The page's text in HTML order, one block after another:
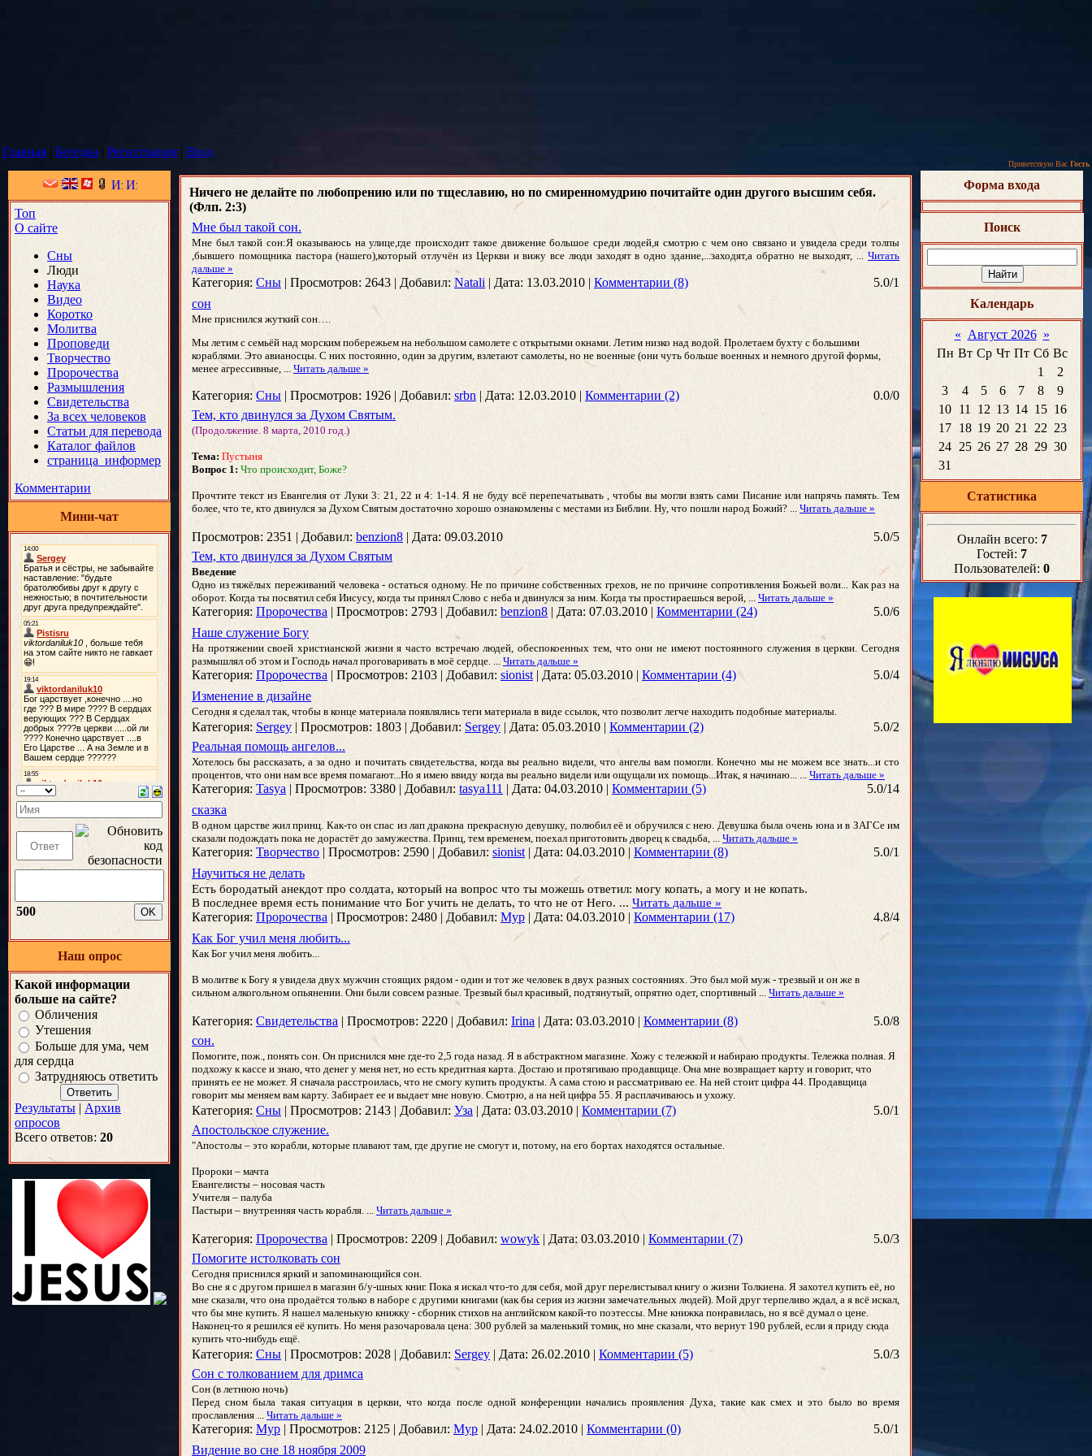
Главная | Беседка | Регистрация | Вход
Приветствую Вас Гость
Топ
О сайте
Сны
Люди
Наука
Видео
Коротко
Молитва
Проповеди
Творчество
Пророчества
Размышления
Свидетельства
За всех человеков
Статьи для перевода
Каталог файлов
страница_информер
Комментарии
Мини-чат
500
Наш опрос
Какой информации
больше на сайте?
Обличения
Утешения
Больше для ума, чем
для сердца
Затрудняюсь ответить
Результаты | Архив
опросов
Всего ответов: 20
Ничего не делайте по любопрению или по тщеславию, но по смиренномудрию почитайте один другого высшим себя.
(Флп. 2:3)
Мне был такой сон.
Мне был такой сон:Я оказываюсь на улице,где происходит такое движение большое среди людей,я смотрю с чем оно связано и увидела среди толпы
,бывшего помощника пастора (нашего),который отлучён из Церкви и вижу все люди заходят в одно здание,...заходят,а обратно не выходят, ...Читать
дальше »
5.0/1
Категория: Сны | Просмотров: 2643 | Добавил: Natali | Дата: 13.03.2010 | Комментарии (8)
сон
Мне приснился жуткий сон….
Мы летим с семьёй над морским побережьем на небольшом самолете с открытыми окнами. Летим низко над водой. Пролетаем бухту с большими
кораблями. Это авианосцы. С них постоянно, один за другим, взлетают самолеты, но не военные (они чуть больше военных и немного другой формы,
менее агрессивные, ... Читать дальше »
0.0/0
Категория: Сны | Просмотров: 1926 | Добавил: srbn | Дата: 12.03.2010 | Комментарии (2)
Тем, кто двинулся за Духом Святым.
(Продолжение. 8 марта, 2010 год.)
Тема: Пустыня
Вопрос 1: Что происходит, Боже?
Прочтите текст из Евангелия от Луки 3: 21, 22 и 4: 1-14. Я не буду всё перепечатывать , чтобы вы могли взять сами Писание или напрячь память. Тем
более, что те, кто двинулся за Духом Святым достаточно хорошо ознакомлены с местами из Библии. Ну, что пошли народ Божий? ... Читать дальше »
5.0/5
Просмотров: 2351 | Добавил: benzion8 | Дата: 09.03.2010
Тем, кто двинулся за Духом Святым
Введение
Одно из тяжёлых переживаний человека - остаться одному. Не по причине собственных грехов, не по причине сопротивления Божьей воли... Как раз на
оборот. Когда ты посвятил себя Иисусу, когда ты принял Слово с неба и двинулся за ним. Когда ты простираешься верой, ... Читать дальше »
5.0/6
Категория: Пророчества | Просмотров: 2793 | Добавил: benzion8 | Дата: 07.03.2010 | Комментарии (24)
Наше служение Богу
На протяжении своей христианской жизни я часто встречаю людей, обеспокоенных тем, что они не имеют постоянного служения в церкви. Сегодня
размышлял об этом и Господь начал проговаривать в моё сердце. ... Читать дальше »
5.0/4
Категория: Пророчества | Просмотров: 2103 | Добавил: sionist | Дата: 05.03.2010 | Комментарии (4)
Изменение в дизайне
Сегодня я сделал так, чтобы в конце материала появлялись теги материала в виде ссылок, что позволит легче находить подобные материалы.
5.0/2
Категория: Sergey | Просмотров: 1803 | Добавил: Sergey | Дата: 05.03.2010 | Комментарии (2)
Реальная помощь ангелов...
Хотелось бы рассказать, а за одно и почитать свидетельства, когда вы реально видели, что ангелы вам помогли. Конечно мы не можем все знать...и сто
процентов, что они нам все время помагают...Но я имею ввиду когда вы реально видели или ощущали их помощь...Итак, я начинаю... ... Читать дальше »
5.0/14
Категория: Tasya | Просмотров: 3380 | Добавил: tasya111 | Дата: 04.03.2010 | Комментарии (5)
сказка
В одном царстве жил принц. Как-то он спас из лап дракона прекрасную девушку, полюбил её и обручился с нею. Девушка была очень юна и в ЗАГСе им
сказали подождать пока не дорастёт до замужества. Принц, тем временем, поехал приготовить дворец к свадьба, ... Читать дальше »
5.0/1
Категория: Творчество | Просмотров: 2590 | Добавил: sionist | Дата: 04.03.2010 | Комментарии (8)
Научиться не делать
Есть бородатый анекдот про солдата, который на вопрос что ты можешь ответил: могу копать, а могу и не копать.
В последнее время есть понимание что Бог учить не делать, то что не от Него. ... Читать дальше »
4.8/4
Категория: Пророчества | Просмотров: 2480 | Добавил: Мур | Дата: 04.03.2010 | Комментарии (17)
Как Бог учил меня любить...
Как Бог учил меня любить...
В молитве к Богу я увидела двух мужчин стоящих рядом - один и тот же человек в двух разных состояниях. Это был мой муж - трезвый и он же в
сильном алкогольном опьянении. Они были совсем разные. Трезвый был красивый, подтянутый, опрятно одет, спортивный ... Читать дальше »
5.0/8
Категория: Свидетельства | Просмотров: 2220 | Добавил: Irina | Дата: 03.03.2010 | Комментарии (8)
сон.
Помогите, пож., понять сон. Он приснился мне где-то 2,5 года назад. Я в абстрактном магазине. Хожу с тележкой и набираю продукты. Тележка полная. Я
подхожу к кассе и знаю, что денег у меня нет, но есть кредитная карта. Достаю и протягиваю продавщице. Она мне возвращает карту и говорит, что
принять ее не может. Я сначала расстроилась, что не смогу купить продукты. А сама стою и рассматриваю ее. На ней стоит цифра 44. Продавщица
говорит мы меняем вам карту. Забирает ее и выдает мне новую. Смотрю, а на ней цифра 55. Я расплачиваюсь и ухожу.
5.0/1
Категория: Сны | Просмотров: 2143 | Добавил: Уза | Дата: 03.03.2010 | Комментарии (7)
Апостольское служение.
"Апостолы – это корабли, которые плавают там, где другие не смогут и, потому, на его бортах находятся остальные.
Пророки – мачта
Евангелисты – носовая часть
Учителя – палуба
Пастыри – внутренняя часть корабля. ... Читать дальше »
5.0/3
Категория: Пророчества | Просмотров: 2209 | Добавил: wowyk | Дата: 03.03.2010 | Комментарии (7)
Помогите истолковать сон
Сегодня приснился яркий и запоминающийся сон.
Во сне я с другом пришел в магазин б/у-шных книг. Пока я искал что-то для себя, мой друг перелистывал книгу о жизни Толкиена. Я захотел купить её, но
мне сказали, что она продаётся только в наборе с другими книгами (как бы серия из жизни замечательных людей). Мой друг терпеливо ждал, а я всё искал,
что бы мне купить. Я нашел маленькую книжку - сборник стихов на английском какой-то поэтессы. Мне книжка понравилась, но я всё думал о цене.
Наконец-то я решился её купить. Но меня разочаровала цена: 300 рублей за маленький томик, но мне сказали, что вернут 190 рублей, если я приду сюда
купить что-нибудь ещё.
5.0/3
Категория: Сны | Просмотров: 2028 | Добавил: Sergey | Дата: 26.02.2010 | Комментарии (5)
Сон с толкованием для дримса
Сон (в летнюю ночь)
Перед сном была такая ситуация в церкви, что когда после одной конференции начались проявления Духа, такие как смех и это было во время
прославления ... Читать дальше »
5.0/1
Категория: Мур | Просмотров: 2125 | Добавил: Мур | Дата: 24.02.2010 | Комментарии (0)
Видение во сне 18 ноября 2009
Форма входа
Поиск
Календарь
« Август 2026 »
Пн Вт Ср Чт Пт Сб Вс
1
2
3
4 5 6 7 8
9
10 11 12 13 14 15 16
17 18 19 20 21 22 23
24 25 26 27 28 29 30
31
Статистика
Онлайн всего: 7
Гостей: 7
Пользователей: 0